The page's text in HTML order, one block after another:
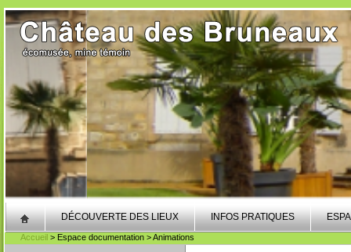
DÉCOUVERTE DES LIEUX INFOS PRATIQUES
Accueil > Espace documentation > Animations